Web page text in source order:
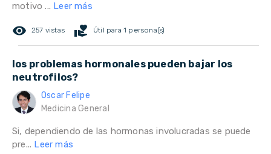
motivo ... Leer más
remove_red_eye 257 vistas volunteer_activism Útil para 1 persona(s)
los problemas hormonales pueden bajar los
neutrofilos?
Oscar Felipe
Medicina General
Si, dependiendo de las hormonas involucradas se puede
pre... Leer más